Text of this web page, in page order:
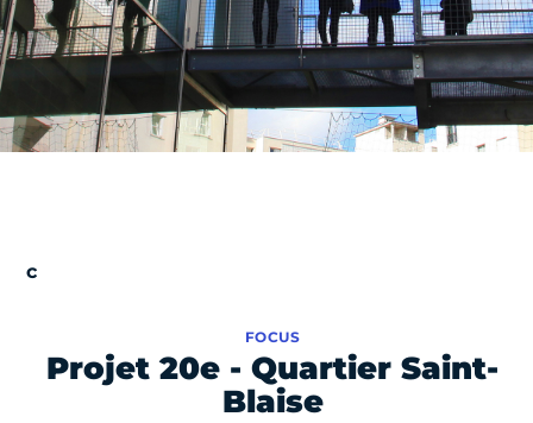
Projet 20e - Quartier Saint-
Blaise
FOCUS